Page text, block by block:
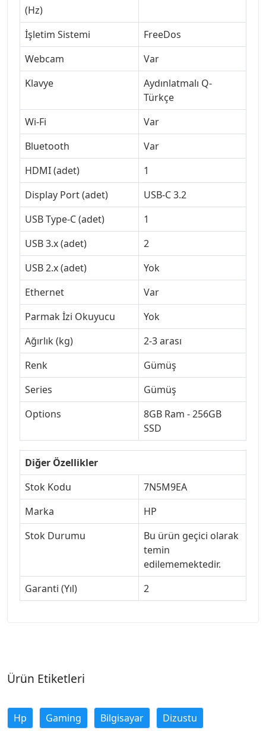
(Hz)
İşletim Sistemi
FreeDos
Webcam
Var
Klavye
Aydınlatmalı Q-
Türkçe
Wi-Fi
Var
Bluetooth
Var
HDMI (adet)
1
Display Port (adet)
USB-C 3.2
USB Type-C (adet)
1
USB 3.x (adet)
2
USB 2.x (adet)
Yok
Ethernet
Var
Parmak İzi Okuyucu
Yok
Ağırlık (kg)
2-3 arası
Renk
Gümüş
Series
Gümüş
Options
8GB Ram - 256GB
SSD
Diğer Özellikler
Stok Kodu
7N5M9EA
Marka
HP
Stok Durumu
Bu ürün geçici olarak
temin
edilememektedir.
Garanti (Yıl)
2
Ürün Etiketleri
Hp Gaming Bilgisayar Dizustu